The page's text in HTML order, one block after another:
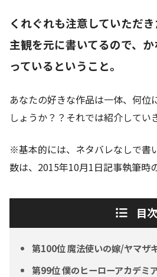
くれぐれも注意していただ
主観を元に書いてるので、
っているということ。
あなたの好きな作品は一体、何位
しょうか？？それでは紹介してい
※基本的には、ネタバレなしで書
数は、2015年10月1日記事執筆時
目次
第100位 魔法使いの嫁/ヤマザ
第99位 僕のヒーローアカデミ